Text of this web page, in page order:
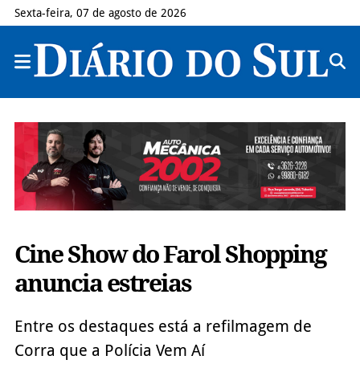
Sexta-feira, 07 de agosto de 2026
Cine Show do Farol Shopping
anuncia estreias
Entre os destaques está a refilmagem de
Corra que a Polícia Vem Aí